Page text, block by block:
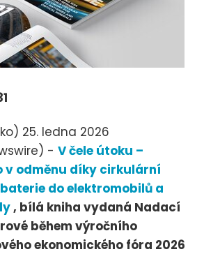
25. ledna 2026
- V čele útoku –
v odměnu díky cirkulární
do elektromobilů a
, bílá kniha vydaná Nadací
během výročního
ekonomického fóra 2026